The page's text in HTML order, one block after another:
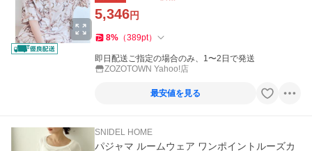
5,346円
8% （389pt）
即日配送ご指定の場合のみ、1〜2日で発送
ZOZOTOWN Yahoo!店
最安値を見る
SNIDEL HOME
パジャマ ルームウェア ワンポイントルーズカ